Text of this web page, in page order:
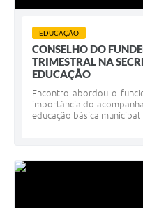
EDUCAÇÃO
CONSELHO DO
TRIMESTRAL NA
EDUCAÇÃO
Encontro abordou o
importância do
educação básica municipal